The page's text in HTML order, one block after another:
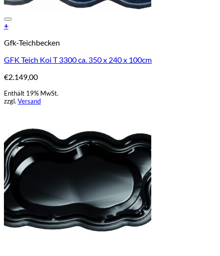
+
Gfk-Teichbecken
GFK Teich Koi T 3300 ca. 350 x 240 x 100cm
€2.149,00
Enthält 19% MwSt.
zzgl. Versand